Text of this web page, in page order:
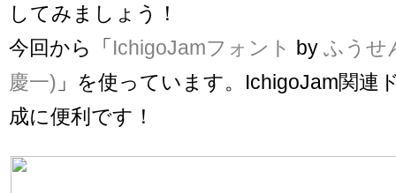
してみましょう！
今回から「IchigoJamフォント by ふうせ
慶一) 」を使っています。IchigoJam関連
成に便利です！